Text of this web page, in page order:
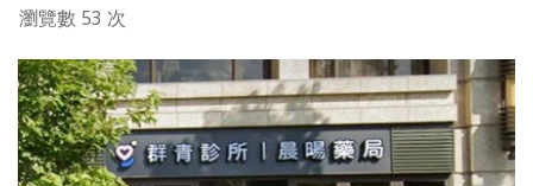
瀏覽數 53 次